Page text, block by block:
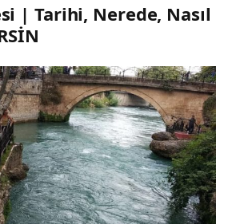
| Tarihi, Nerede, Nasıl